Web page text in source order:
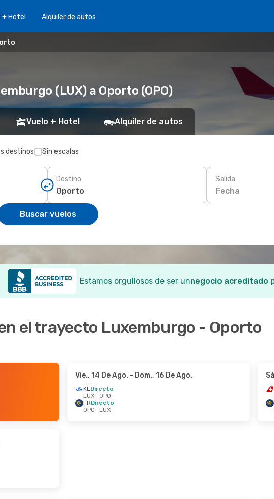
+ Hotel Alquiler de autos
(LUX) a Oporto (OPO)
Vuelo + Hotel Alquiler de autos
destinos Sin escalas
Destino Salida
Fecha
Buscar vuelos
Estamos orgullosos de ser unnegocio acreditado
el trayecto Luxemburgo - Oporto
Vie., 14 De Ago. - Dom., 16 De Ago.
KLDirecto
LUX- OPO
FRDirecto
OPO- LUX